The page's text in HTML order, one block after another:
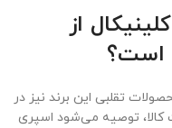
از
است؟
تقلبی این برند نیز در
کالا، توصیه می‌شود اسپری